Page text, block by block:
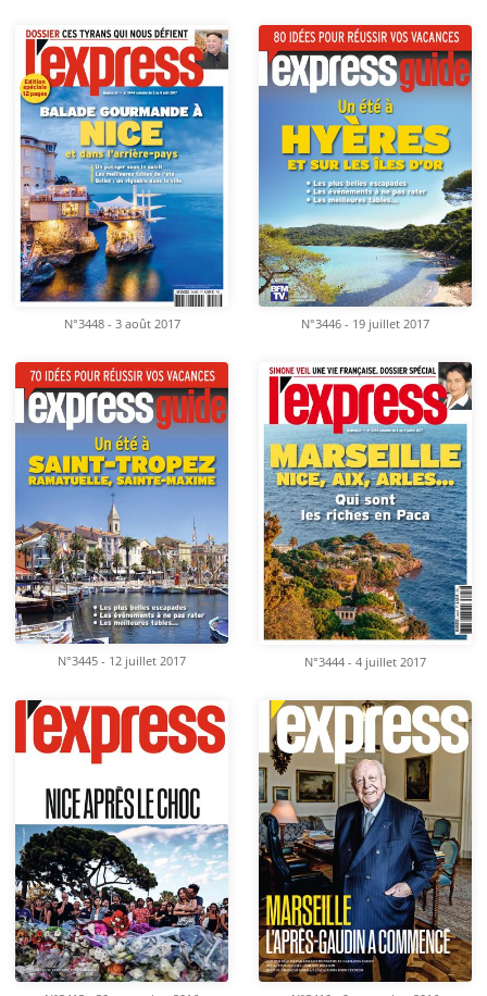
N°3448 - 3 août 2017 N°3446 - 19 juillet 2017
N°3445 - 12 juillet 2017 N°3444 - 4 juillet 2017